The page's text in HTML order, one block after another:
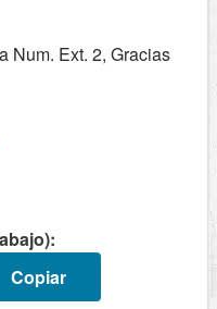
Num. Ext. 2, Gracias
Copiar